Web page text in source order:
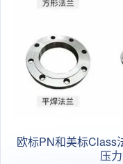
欧标PN和美标Class
压